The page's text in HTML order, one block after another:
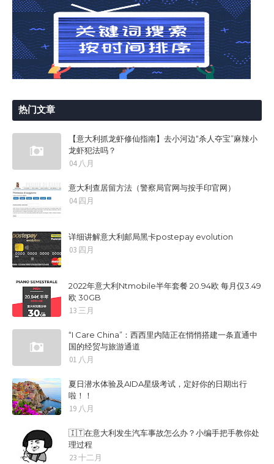
热门文章
【意大利抓龙虾修仙指南】去小河边“杀人夺宝”麻辣小
龙虾犯法吗？
04 八月
意大利查居留方法（警察局官网与按手印官网）
04 四月
详细讲解意大利邮局黑卡postepay evolution
03 四月
2022年意大利Ntmobile半年套餐 20.94欧 每月仅3.49
欧 30GB
13 三月
“I Care China”：西西里内陆正在悄悄搭建一条直通中
国的经贸与旅游通道
01 八月
夏日潜水体验及AIDA星级考试，定好你的日期出行
啦！！
19 八月
🇮🇹在意大利发生汽车事故怎么办？小编手把手教你处
理过程
23 十二月